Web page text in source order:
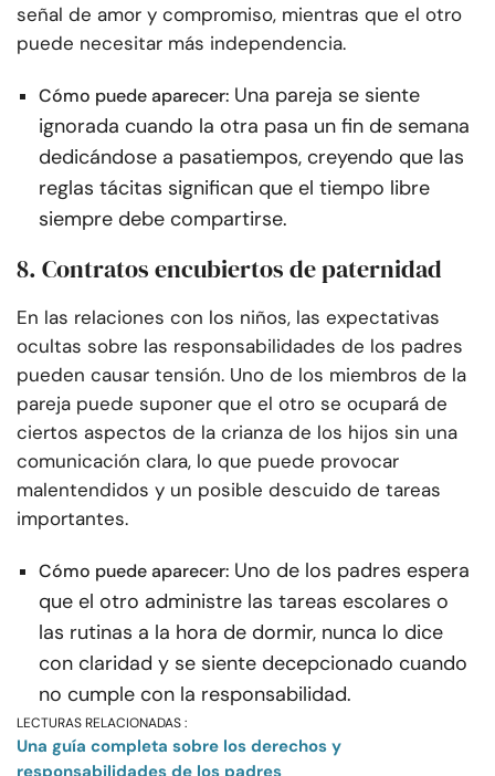
señal de amor y compromiso, mientras que el otro
puede necesitar más independencia.
Cómo puede aparecer: Una pareja se siente
ignorada cuando la otra pasa un fin de semana
dedicándose a pasatiempos, creyendo que las
reglas tácitas significan que el tiempo libre
siempre debe compartirse.
8. Contratos encubiertos de paternidad
En las relaciones con los niños, las expectativas
ocultas sobre las responsabilidades de los padres
pueden causar tensión. Uno de los miembros de la
pareja puede suponer que el otro se ocupará de
ciertos aspectos de la crianza de los hijos sin una
comunicación clara, lo que puede provocar
malentendidos y un posible descuido de tareas
importantes.
Cómo puede aparecer: Uno de los padres espera
que el otro administre las tareas escolares o
las rutinas a la hora de dormir, nunca lo dice
con claridad y se siente decepcionado cuando
no cumple con la responsabilidad.
LECTURAS RELACIONADAS :
Una guía completa sobre los derechos y
responsabilidades de los padres